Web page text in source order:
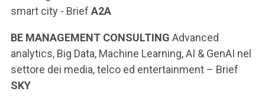
smart city - Brief A2A
BE MANAGEMENT CONSULTING Advanced
analytics, Big Data, Machine Learning, AI & GenAI nel
settore dei media, telco ed entertainment – Brief
SKY